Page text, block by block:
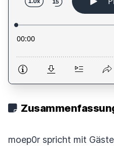
moep0r spricht mit